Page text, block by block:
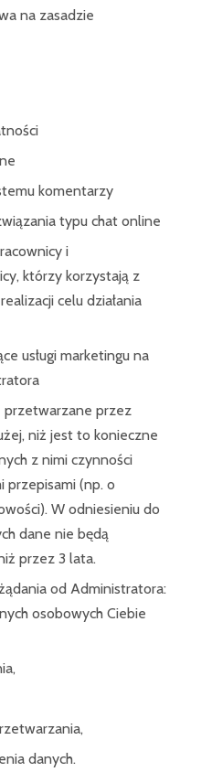
na zasadzie
komentarzy
typu chat online
i
którzy korzystają z
celu działania
usługi marketingu na
przetwarzane przez
niż jest to konieczne
z nimi czynności
przepisami (np. o
W odniesieniu do
dane nie będą
przez 3 lata.
od Administratora:
osobowych Ciebie
danych.